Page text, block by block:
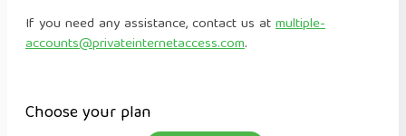
If you need any assistance, contact us atmultiple-
accounts@privateinternetaccess.com.
Choose your plan